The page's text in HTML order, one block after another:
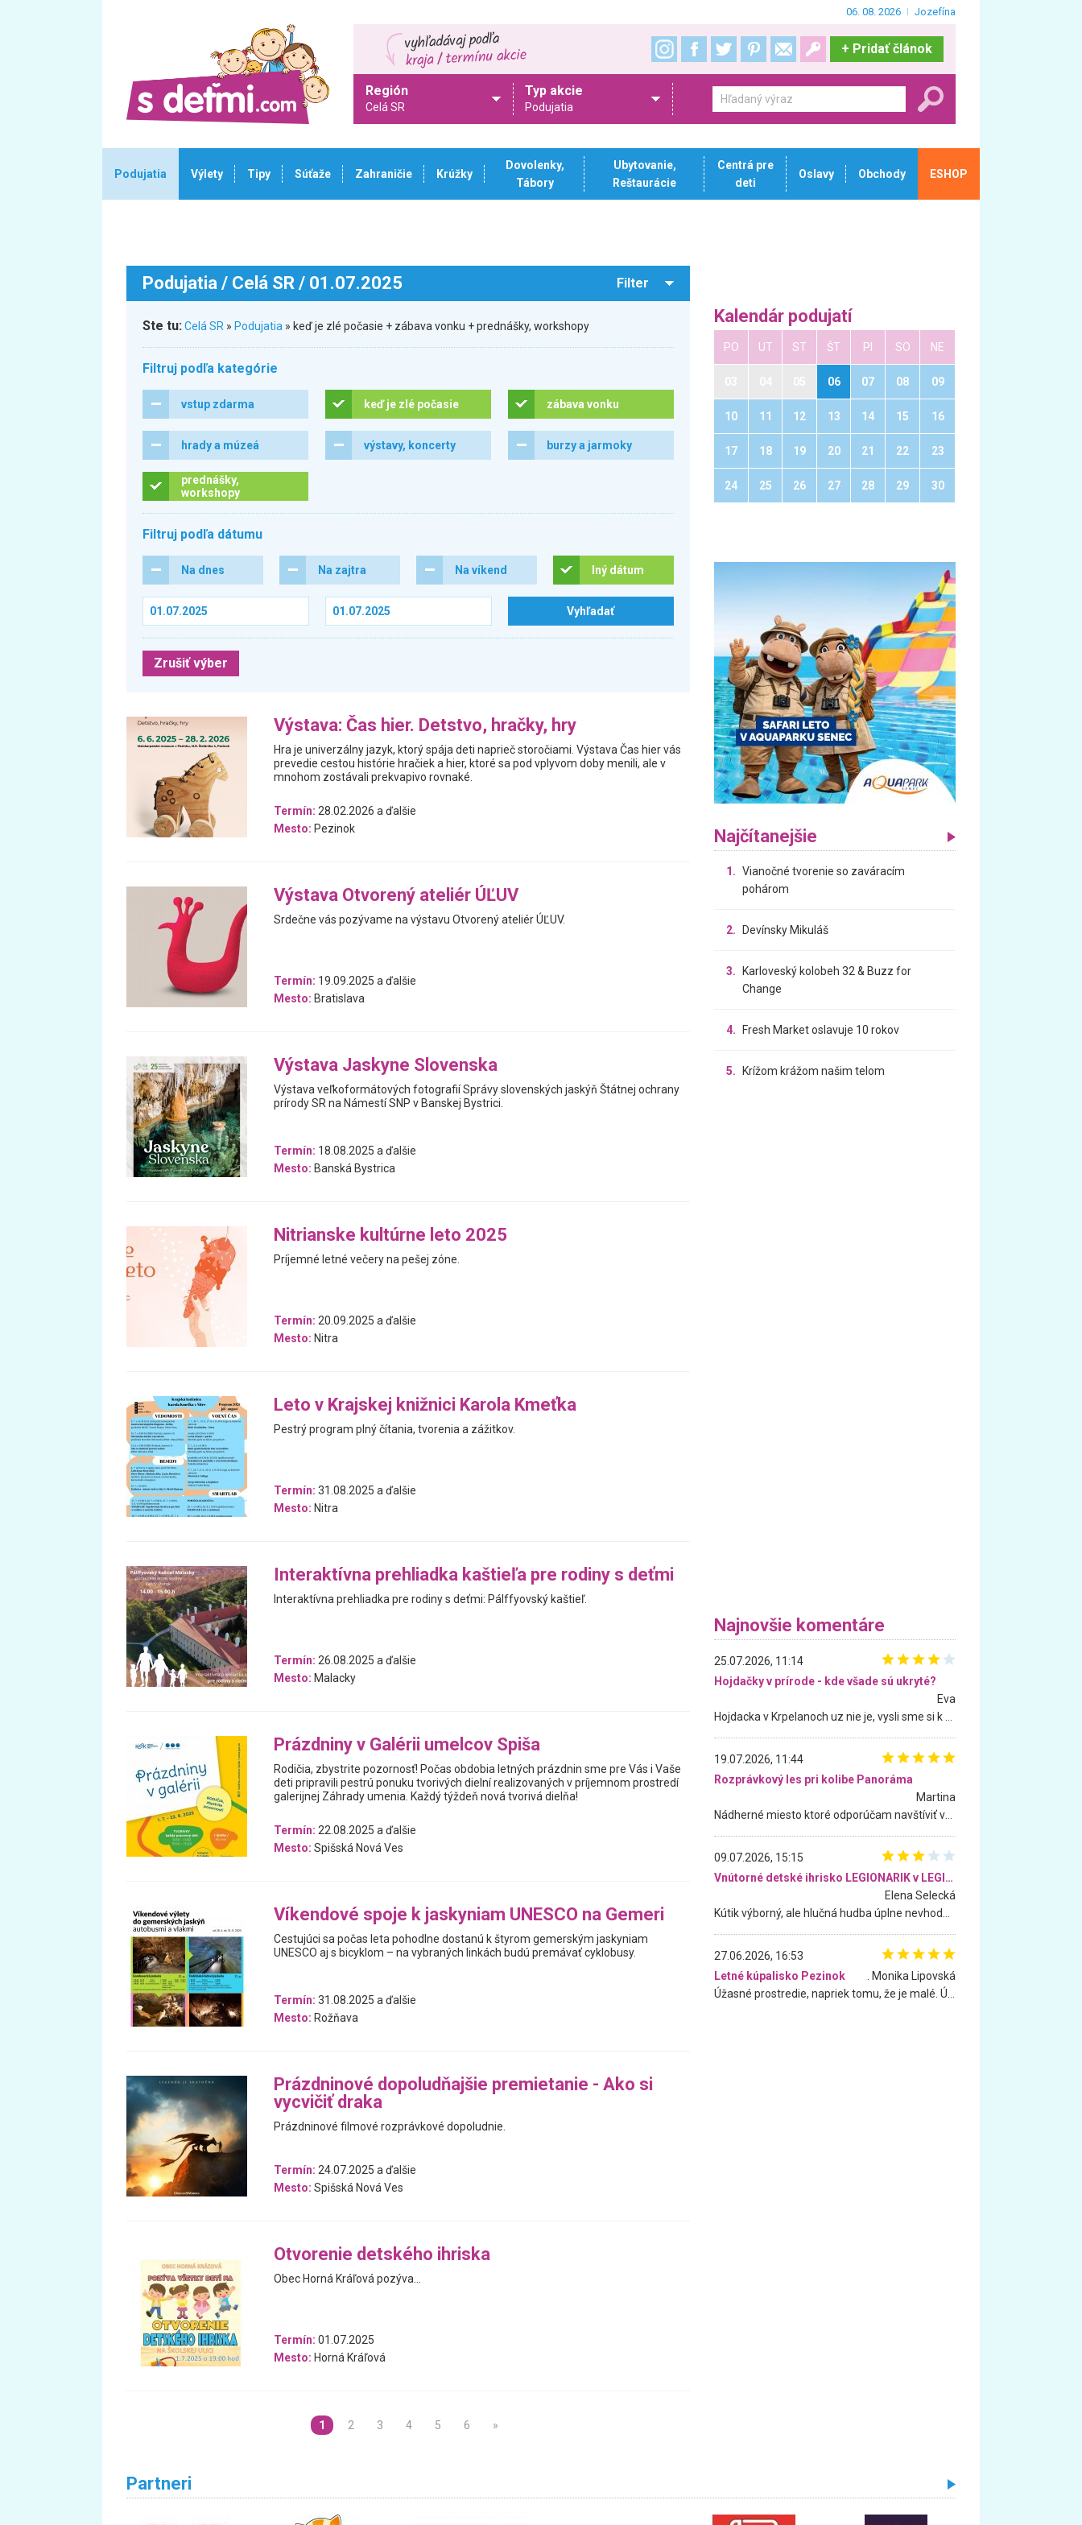
06. 08. 2026 Jozefína
+ Pridať článok
Región
Celá SR
Typ akcie
Podujatia
Podujatia Výlety Tipy Súťaže Zahraničie Krúžky
Dovolenky,
Tábory
Ubytovanie,
Reštaurácie
Centrá pre
deti
Oslavy Obchody ESHOP
Podujatia / Celá SR / 01.07.2025 Filter
Ste tu:Celá SR » Podujatia » keď je zlé počasie + zábava vonku + prednášky, workshopy
Filtruj podľa kategórie
vstup zdarma keď je zlé počasie zábava vonku
hrady a múzeá výstavy, koncerty burzy a jarmoky
prednášky,
workshopy
Filtruj podľa dátumu
Na dnes Na zajtra Na víkend Iný dátum
Zrušiť výber
Výstava: Čas hier. Detstvo, hračky, hry
Hra je univerzálny jazyk, ktorý spája deti naprieč storočiami. Výstava Čas hier vás
prevedie cestou histórie hračiek a hier, ktoré sa pod vplyvom doby menili, ale v
mnohom zostávali prekvapivo rovnaké.
Termín: 28.02.2026 a ďalšie
Mesto: Pezinok
Výstava Otvorený ateliér ÚĽUV
Srdečne vás pozývame na výstavu Otvorený ateliér ÚĽUV.
Termín: 19.09.2025 a ďalšie
Mesto: Bratislava
Výstava Jaskyne Slovenska
Výstava veľkoformátových fotografií Správy slovenských jaskýň Štátnej ochrany
prírody SR na Námestí SNP v Banskej Bystrici.
Termín: 18.08.2025 a ďalšie
Mesto: Banská Bystrica
Nitrianske kultúrne leto 2025
Príjemné letné večery na pešej zóne.
Termín: 20.09.2025 a ďalšie
Mesto: Nitra
Leto v Krajskej knižnici Karola Kmeťka
Pestrý program plný čítania, tvorenia a zážitkov.
Termín: 31.08.2025 a ďalšie
Mesto: Nitra
Interaktívna prehliadka kaštieľa pre rodiny s deťmi
Interaktívna prehliadka pre rodiny s deťmi: Pálffyovský kaštieľ.
Termín: 26.08.2025 a ďalšie
Mesto: Malacky
Prázdniny v Galérii umelcov Spiša
Rodičia, zbystrite pozornosť! Počas obdobia letných prázdnin sme pre Vás i Vaše
deti pripravili pestrú ponuku tvorivých dielní realizovaných v príjemnom prostredí
galerijnej Záhrady umenia. Každý týždeň nová tvorivá dielňa!
Termín: 22.08.2025 a ďalšie
Mesto: Spišská Nová Ves
Víkendové spoje k jaskyniam UNESCO na Gemeri
Cestujúci sa počas leta pohodlne dostanú k štyrom gemerským jaskyniam
UNESCO aj s bicyklom – na vybraných linkách budú premávať cyklobusy.
Termín: 31.08.2025 a ďalšie
Mesto: Rožňava
Prázdninové dopoludňajšie premietanie - Ako si
vycvičiť draka
Prázdninové filmové rozprávkové dopoludnie.
Termín: 24.07.2025 a ďalšie
Mesto: Spišská Nová Ves
Otvorenie detského ihriska
Obec Horná Kráľová pozýva...
Termín: 01.07.2025
Mesto: Horná Kráľová
1 2 3 4 5 6 »
Kalendár podujatí
PO UT ST ŠT PI SO NE
06 07 08 09
10 11 12 13 14 15 16
17 18 19 20 21 22 23
24 25 26 27 28 29 30
Najčítanejšie
1. Vianočné tvorenie so zaváracím
pohárom
2. Devínsky Mikuláš
3.
Karloveský kolobeh 32 & Buzz for
Change
4. Fresh Market oslavuje 10 rokov
5. Krížom krážom našim telom
Najnovšie komentáre
25.07.2026, 11:14
Hojdačky v prírode - kde všade sú ukryté?
Eva
19.07.2026, 11:44
Rozprávkový les pri kolibe Panoráma
Martina
09.07.2026, 15:15
Vnútorné detské ihrisko LEGIONARIK v LEGIA Fitness
Elena Selecká
27.06.2026, 16:53
Letné kúpalisko Pezinok
. Monika Lipovská
Partneri